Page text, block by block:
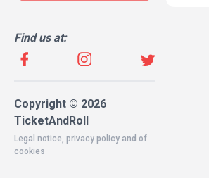
Find us at:
Copyright © 2026
TicketAndRoll
Legal notice, privacy policy and of
cookies